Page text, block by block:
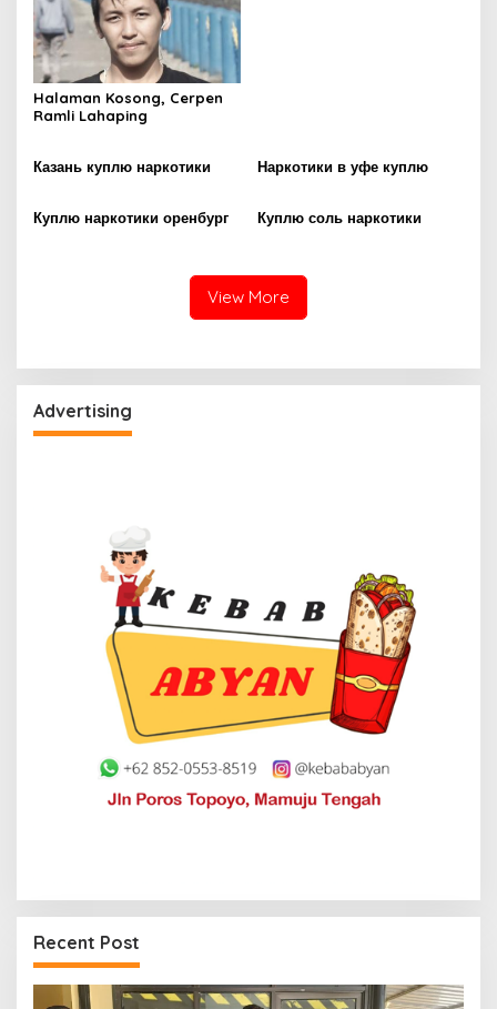
Halaman Kosong, Cerpen
Ramli Lahaping
Казань куплю наркотики Наркотики в уфе куплю
Куплю наркотики оренбург Куплю соль наркотики
View More
Advertising
Recent Post